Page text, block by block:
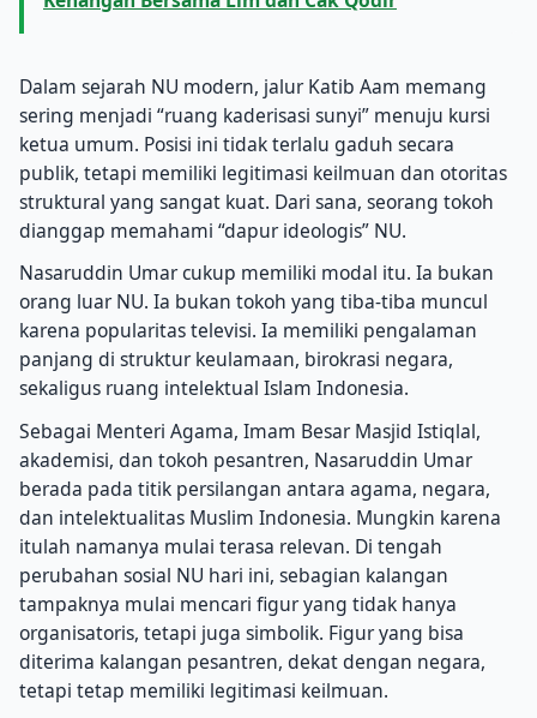
Dalam sejarah NU modern, jalur Katib Aam memang
sering menjadi “ruang kaderisasi sunyi” menuju kursi
ketua umum. Posisi ini tidak terlalu gaduh secara
publik, tetapi memiliki legitimasi keilmuan dan otoritas
struktural yang sangat kuat. Dari sana, seorang tokoh
dianggap memahami “dapur ideologis” NU.
Nasaruddin Umar cukup memiliki modal itu. Ia bukan
orang luar NU. Ia bukan tokoh yang tiba-tiba muncul
karena popularitas televisi. Ia memiliki pengalaman
panjang di struktur keulamaan, birokrasi negara,
sekaligus ruang intelektual Islam Indonesia.
Sebagai Menteri Agama, Imam Besar Masjid Istiqlal,
akademisi, dan tokoh pesantren, Nasaruddin Umar
berada pada titik persilangan antara agama, negara,
dan intelektualitas Muslim Indonesia. Mungkin karena
itulah namanya mulai terasa relevan. Di tengah
perubahan sosial NU hari ini, sebagian kalangan
tampaknya mulai mencari figur yang tidak hanya
organisatoris, tetapi juga simbolik. Figur yang bisa
diterima kalangan pesantren, dekat dengan negara,
tetapi tetap memiliki legitimasi keilmuan.